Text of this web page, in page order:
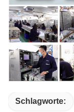
Schlagworte: